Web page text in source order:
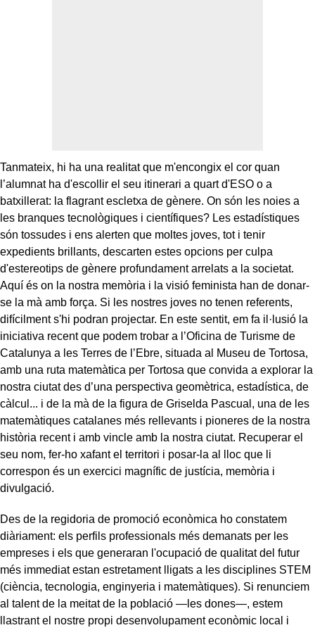
Tanmateix, hi ha una realitat que m'encongix el cor quan
l’alumnat ha d'escollir el seu itinerari a quart d'ESO o a
batxillerat: la flagrant escletxa de gènere. On són les noies a
les branques tecnològiques i científiques? Les estadístiques
són tossudes i ens alerten que moltes joves, tot i tenir
expedients brillants, descarten estes opcions per culpa
d'estereotips de gènere profundament arrelats a la societat.
Aquí és on la nostra memòria i la visió feminista han de donar-
se la mà amb força. Si les nostres joves no tenen referents,
difícilment s'hi podran projectar. En este sentit, em fa il·lusió la
iniciativa recent que podem trobar a l’Oficina de Turisme de
Catalunya a les Terres de l’Ebre, situada al Museu de Tortosa,
amb una ruta matemàtica per Tortosa que convida a explorar la
nostra ciutat des d’una perspectiva geomètrica, estadística, de
càlcul... i de la mà de la figura de Griselda Pascual, una de les
matemàtiques catalanes més rellevants i pioneres de la nostra
història recent i amb vincle amb la nostra ciutat. Recuperar el
seu nom, fer-ho xafant el territori i posar-la al lloc que li
correspon és un exercici magnífic de justícia, memòria i
divulgació.
Des de la regidoria de promoció econòmica ho constatem
diàriament: els perfils professionals més demanats per les
empreses i els que generaran l'ocupació de qualitat del futur
més immediat estan estretament lligats a les disciplines STEM
(ciència, tecnologia, enginyeria i matemàtiques). Si renunciem
al talent de la meitat de la població —les dones—, estem
llastrant el nostre propi desenvolupament econòmic local i